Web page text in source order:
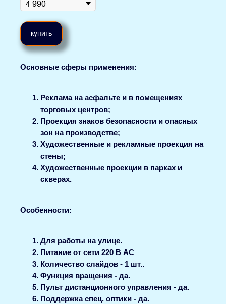
купить
Основные сферы применения:
Реклама на асфальте и в помещениях
торговых центров;
Проекция знаков безопасности и опасных
зон на производстве;
Художественные и рекламные проекция на
стены;
Художественные проекции в парках и
скверах.
Особенности:
Для работы на улице.
Питание от сети 220 В AC
Количество слайдов - 1 шт..
Функция вращения - да.
Пульт дистанционного управления - да.
Поддержка спец. оптики - да.